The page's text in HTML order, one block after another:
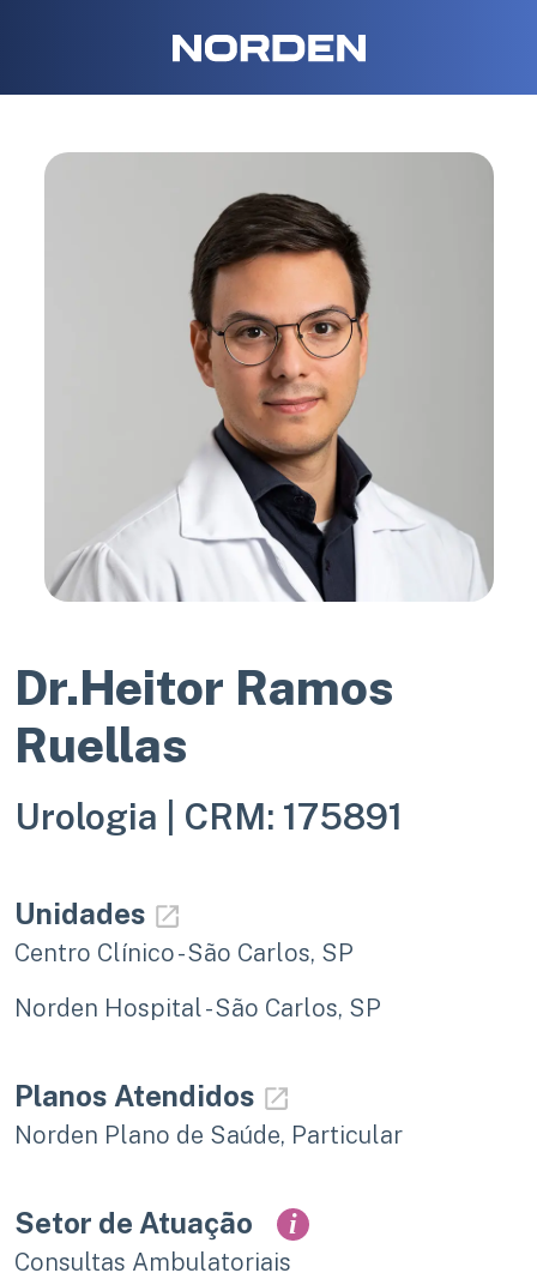
Dr.Heitor Ramos
Ruellas
Urologia | CRM: 175891
Unidades
Centro Clínico - São Carlos, SP
Norden Hospital - São Carlos, SP
Planos Atendidos
Norden Plano de Saúde, Particular
Setor de Atuação i
Consultas Ambulatoriais